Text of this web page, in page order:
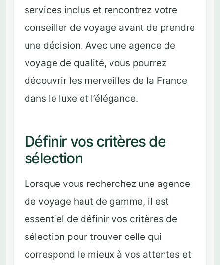
services inclus et rencontrez votre
conseiller de voyage avant de prendre
une décision. Avec une agence de
voyage de qualité, vous pourrez
découvrir les merveilles de la France
dans le luxe et l’élégance.
Définir vos critères de
sélection
Lorsque vous recherchez une agence
de voyage haut de gamme, il est
essentiel de définir vos critères de
sélection pour trouver celle qui
correspond le mieux à vos attentes et